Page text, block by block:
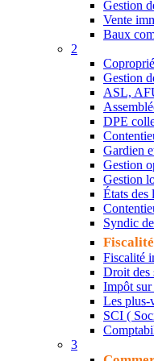
Gestion
Vente
Baux
2
Gestion
ASL,
DPE
Gardien
Gestion
Gestion
États des
Syndic
Fiscalité
Droit des
Impôt
Les plus-
SCI (
3